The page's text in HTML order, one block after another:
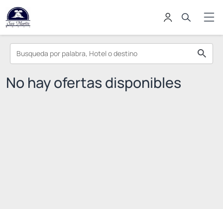
No hay ofertas disponibles